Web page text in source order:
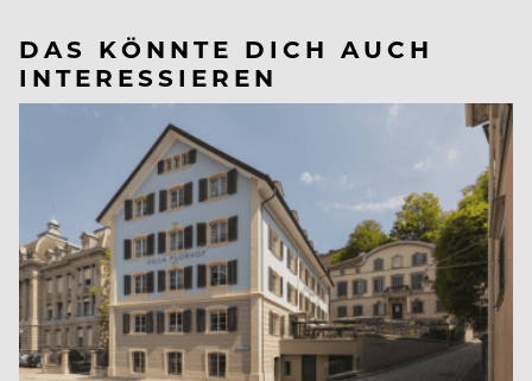
DAS KÖNNTE DICH AUCH
INTERESSIEREN